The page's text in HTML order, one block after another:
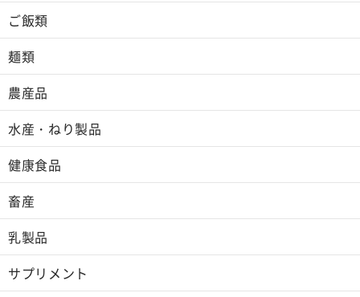
ご飯類
麺類
農産品
水産・ねり製品
健康食品
畜産
乳製品
サプリメント